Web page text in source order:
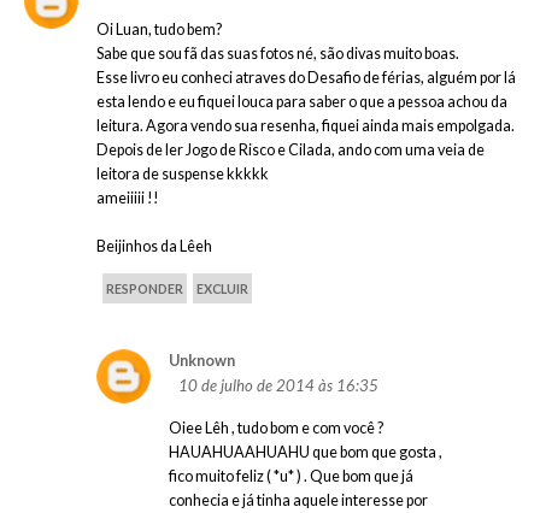
Oi Luan, tudo bem?
Sabe que sou fã das suas fotos né, são divas muito boas.
Esse livro eu conheci atraves do Desafio de férias, alguém por lá
esta lendo e eu fiquei louca para saber o que a pessoa achou da
leitura. Agora vendo sua resenha, fiquei ainda mais empolgada.
Depois de ler Jogo de Risco e Cilada, ando com uma veia de
leitora de suspense kkkkk
ameiiiii !!
Beijinhos da Lêeh
RESPONDER EXCLUIR
Unknown
10 de julho de 2014 às 16:35
Oiee Lêh , tudo bom e com você ?
HAUAHUAAHUAHU que bom que gosta ,
fico muito feliz ( *u* ) . Que bom que já
conhecia e já tinha aquele interesse por